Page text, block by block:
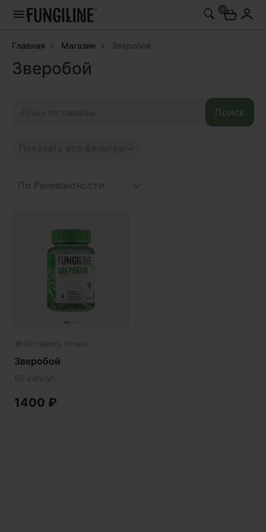
0
Главная Магазин Зверобой
Зверобой
Поиск
Daily
Mushroom
Phyto
Premium
Антипаразит
Антистресс
Оставить отзыв
Зверобой
60 капсул
1400 ₽